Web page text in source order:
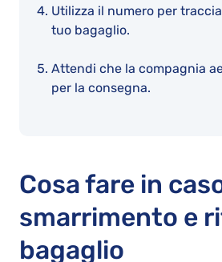
Utilizza il numero per
tuo bagaglio.
Attendi che la compagnia
per la consegna.
Cosa fare in
smarrimento e
bagaglio